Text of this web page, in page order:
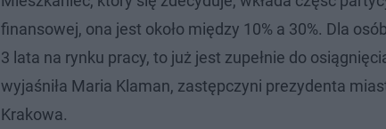
finansowej, ona jest około między 10% a 30%. Dla
3 lata na rynku pracy, to już jest zupełnie do
wyjaśniła Maria Klaman, zastępczyni prezydenta
Krakowa.